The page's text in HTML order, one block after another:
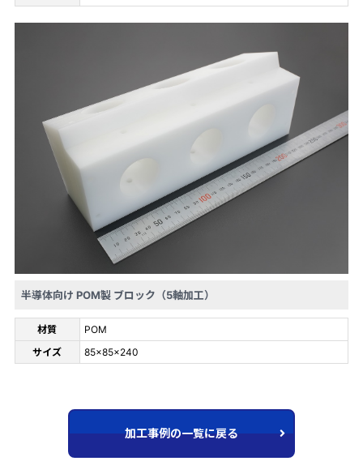
半導体向け POM製 ブロック（5軸加工）
材質
POM
サイズ
85×85×240
加工事例の一覧に戻る